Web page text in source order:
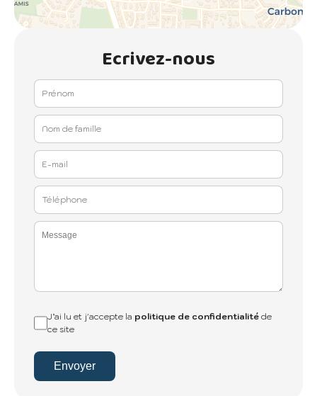
Ecrivez-nous
J’ai lu et j'accepte la politique de confidentialitéde
ce site
Envoyer